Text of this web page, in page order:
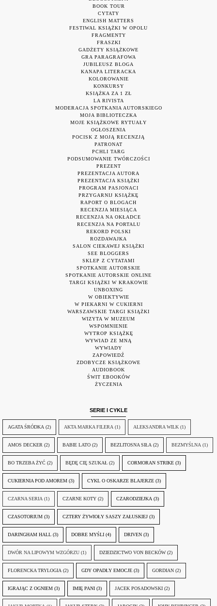
BOOK TOUR
CYTATY
ENGLISH MATTERS
FESTIWAL KSIĄŻKI W OPOLU
FRAGMENTY
FRASZKI
GADŻETY KSIĄŻKOWE
GRA PARAGRAFOWA
JUBILEUSZ BLOGA
KANAPA LITERACKA
KOLOROWANIE
KONKURSY
KSIĄŻKA ZA 1 ZŁ
LA RIVISTA
MODERACJA SPOTKANIA AUTORSKIEGO
MOJA BIBLIOTECZKA
MOJE KSIĄŻKOWE RYTUAŁY
OGŁOSZENIA
POCISK Z MOJĄ RECENZJĄ
PATRONAT
PCHLI TARG
PODSUMOWANIE TWÓRCZOŚCI
PREZENT
PREZENTACJA AUTORA
PREZENTACJA KSIĄŻKI
PROGRAM PASJONACI
PRZYGARNIJ KSIĄŻKĘ
RAPORT O BLOGACH
RECENZJA MIESIĄCA
RECENZJA NA OKŁADCE
RECENZJA NA PORTALU
REKORD POLSKI
ROZDAWAJKA
SALON CIEKAWEJ KSIĄŻKI
SEE BLOGGERS
SKLEP Z CYTATAMI
SPOTKANIE AUTORSKIE
SPOTKANIE AUTORSKIE ONLINE
TARGI KSIĄŻKI W KRAKOWIE
UNBOXING
W OBIEKTYWIE
W PIEKARNI W CUKIERNI
WARSZAWSKIE TARGI KSIĄŻKI
WIZYTA W MUZEUM
WSPOMNIENIE
WYTROP KSIĄŻKĘ
WYWIAD ZE MNĄ
WYWIADY
ZAPOWIEDŹ
ZDOBYCZE KSIĄŻKOWE
AUDIOBOOK
ŚWIT EBOOKÓW
ŻYCZENIA
SERIE I CYKLE
AGATA ŚRÓDKA (2) AKTA MARKA FILERA (1) ALEKSANDRA WILK (1)
AMOS DECKER (2) BABIE LATO (2) BEZLITOSNA SIŁA (2) BEZMYŚLNA (1)
BO TRZEBA ŻYĆ (2) BĘDĘ CIĘ SZUKAŁ (2) CORMORAN STRIKE (3)
CUKIERNIA POD AMOREM (3) CYKL O OSKARZE BLAJERZE (3)
CZARNA SERIA (1) CZARNE KOTY (2) CZARODZIEJKA (3)
CZASOTORIUM (3) CZTERY ŻYWIOŁY SASZY ZAŁUSKIEJ (3)
DARINGHAM HALL (3) DOBRE MYŚLI (4) DRIVEN (3)
DWÓR NA LIPOWYM WZGÓRZU (1) DZIEDZICTWO VON BECKÓW (2)
FLORENCKA TRYLOGIA (2) GDY OPADŁY EMOCJE (3) GORDIAN (2)
IGRAJĄC Z OGNIEM (3) IMIĘ PANI (3) JACEK POSADOWSKI (2)